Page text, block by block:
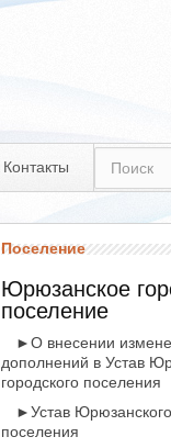
Контакты
Поселение
Юрюзанское
поселение
►О внесении
дополнений в Устав
городского поселения
►Устав Юрюзанского
поселения